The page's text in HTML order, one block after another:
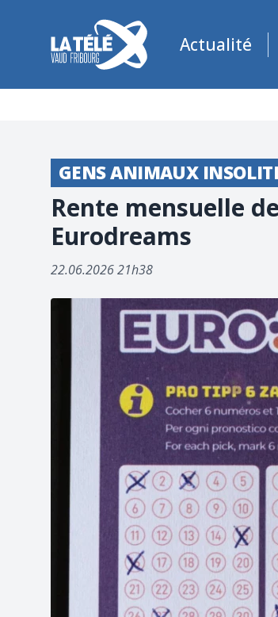
La Télé - Télévision régionale Vaud et
Actualité
GENS ANIMAUX
Rente mensuelle
Eurodreams
22.06.2026 21h38